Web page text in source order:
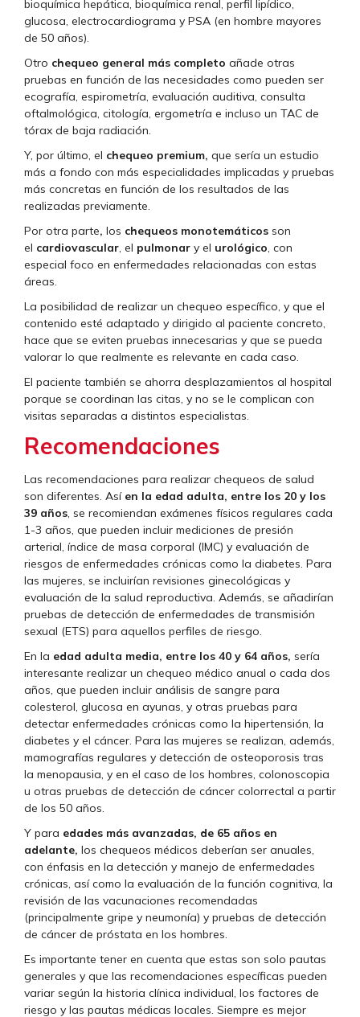
bioquímica hepática, bioquímica renal, perfil lipídico,
glucosa, electrocardiograma y PSA (en hombre mayores
de 50 años).
Otro chequeo general más completo añade otras
pruebas en función de las necesidades como pueden ser
ecografía, espirometría, evaluación auditiva, consulta
oftalmológica, citología, ergometría e incluso un TAC de
tórax de baja radiación.
Y, por último, el chequeo premium, que sería un estudio
más a fondo con más especialidades implicadas y pruebas
más concretas en función de los resultados de las
realizadas previamente.
Por otra parte, los chequeos monotemáticos son
el cardiovascular , el pulmonar y el urológico , con
especial foco en enfermedades relacionadas con estas
áreas.
La posibilidad de realizar un chequeo específico, y que el
contenido esté adaptado y dirigido al paciente concreto,
hace que se eviten pruebas innecesarias y que se pueda
valorar lo que realmente es relevante en cada caso.
El paciente también se ahorra desplazamientos al hospital
porque se coordinan las citas, y no se le complican con
visitas separadas a distintos especialistas.
Recomendaciones
Las recomendaciones para realizar chequeos de salud
son diferentes. Así en la edad adulta, entre los 20 y los
39 años , se recomiendan exámenes físicos regulares cada
1-3 años, que pueden incluir mediciones de presión
arterial, índice de masa corporal (IMC) y evaluación de
riesgos de enfermedades crónicas como la diabetes. Para
las mujeres, se incluirían revisiones ginecológicas y
evaluación de la salud reproductiva. Además, se añadirían
pruebas de detección de enfermedades de transmisión
sexual (ETS) para aquellos perfiles de riesgo.
En la edad adulta media, entre los 40 y 64 años, sería
interesante realizar un chequeo médico anual o cada dos
años, que pueden incluir análisis de sangre para
colesterol, glucosa en ayunas, y otras pruebas para
detectar enfermedades crónicas como la hipertensión, la
diabetes y el cáncer. Para las mujeres se realizan, además,
mamografías regulares y detección de osteoporosis tras
la menopausia, y en el caso de los hombres, colonoscopia
u otras pruebas de detección de cáncer colorrectal a partir
de los 50 años.
Y para edades más avanzadas, de 65 años en
adelante, los chequeos médicos deberían ser anuales,
con énfasis en la detección y manejo de enfermedades
crónicas, así como la evaluación de la función cognitiva, la
revisión de las vacunaciones recomendadas
(principalmente gripe y neumonía) y pruebas de detección
de cáncer de próstata en los hombres.
Es importante tener en cuenta que estas son solo pautas
generales y que las recomendaciones específicas pueden
variar según la historia clínica individual, los factores de
riesgo y las pautas médicas locales. Siempre es mejor